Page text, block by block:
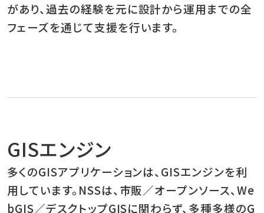
があり、過去の経験を元に設計から運用までの全
フェーズを通じて支援を行います。
GISエンジン
多くのGISアプリケーションは、GISエンジンを利
用しています。NSSは、市販／オープンソース、We
bGIS／デスクトップGISに関わらず、多種多様のG